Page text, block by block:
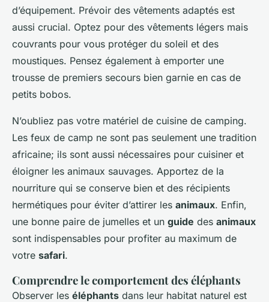
d’équipement. Prévoir des vêtements adaptés est
aussi crucial. Optez pour des vêtements légers mais
couvrants pour vous protéger du soleil et des
moustiques. Pensez également à emporter une
trousse de premiers secours bien garnie en cas de
petits bobos.
N’oubliez pas votre matériel de cuisine de camping.
Les feux de camp ne sont pas seulement une tradition
africaine; ils sont aussi nécessaires pour cuisiner et
éloigner les animaux sauvages. Apportez de la
nourriture qui se conserve bien et des récipients
hermétiques pour éviter d’attirer les animaux. Enfin,
une bonne paire de jumelles et un guide des animaux
sont indispensables pour profiter au maximum de
votre safari.
Comprendre le comportement des éléphants
Observer les éléphants dans leur habitat naturel est